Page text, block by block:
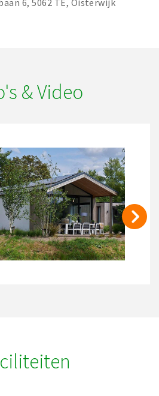
6, 5062 TE, Oisterwijk
& Video